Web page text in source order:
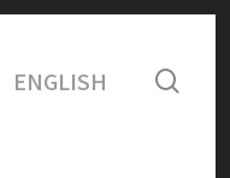
ENGLISH